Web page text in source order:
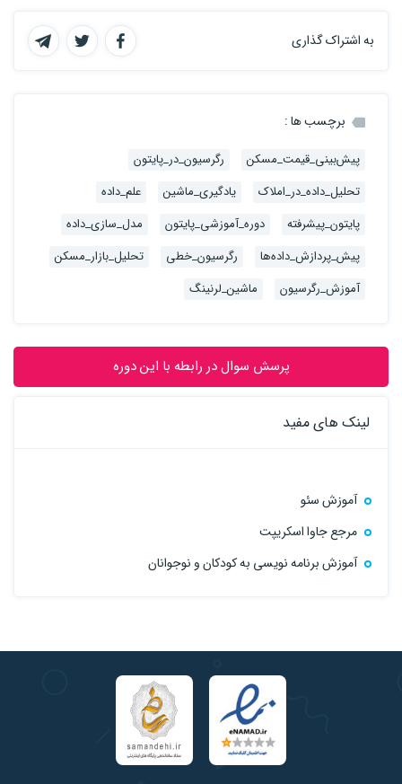
مصورسازی داده‌ها (استفاده از نمودارهای جعبه‌ای، پراکندگی و
· رگرسیون خطی (Linear Regression)
مفهوم رگرسیون خطی و کاربرد آن
بررسی مدل و تفسیر نتایج
· رگرسیون چندگانه (Multiple Linear Regression)
معرفی رگرسیون چندگانه و تفاوت آن با رگرسیون خطی
انتخاب ویژگی‌ها و تأثیر آن‌ها بر مدل
ارزیابی و بهبود مدل
روش‌های انتخاب ویژگی (RFE, Lasso, Ridge)
پیاده‌سازی و بررسی تأثیر ویژگی‌های مختلف بر پیش‌بینی قیمت
به اشتراک گذاری
برچسب ها :
پیش‌بینی_قیمت_مسکن
رگرسیون_در_پایتون
تحلیل_داده_در_املاک
یادگیری_ماشین
علم_داده
پایتون_پیشرفته
دوره_آموزشی_پایتون
مدل_سازی_داده
پیش_پردازش_داده‌ها
رگرسیون_خطی
تحلیل_بازار_مسکن
آموزش_رگرسیون
ماشین_لرنینگ
پرسش سوال در رابطه با این دوره
لینک های مفید
آموزش سئو
مرجع جاوا اسکریپت
آموزش برنامه نویسی به کودکان و نوجوانان